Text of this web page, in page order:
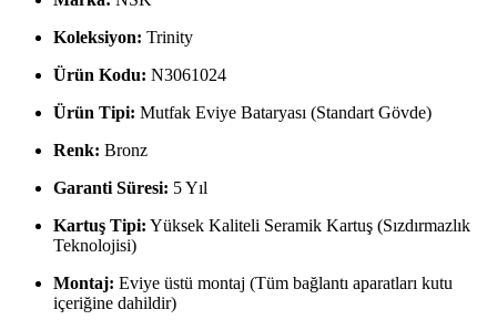
Koleksiyon: Trinity
Ürün Kodu: N3061024
Ürün Tipi: Mutfak Eviye Bataryası (Standart Gövde)
Renk: Bronz
Garanti Süresi: 5 Yıl
Kartuş Tipi: Yüksek Kaliteli Seramik Kartuş (Sızdırmazlık
Teknolojisi)
Montaj: Eviye üstü montaj (Tüm bağlantı aparatları kutu
içeriğine dahildir)